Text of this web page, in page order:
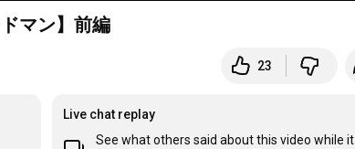
マン】前編
23
Live chat replay
See what others said about this video while it